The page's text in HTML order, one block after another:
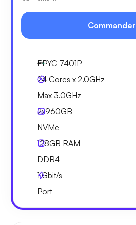
Commander
EPYC 7401P
24 Cores x 2.0GHz
Max 3.0GHz
2x960GB
NVMe
128GB RAM
DDR4
1Gbit/s
Port